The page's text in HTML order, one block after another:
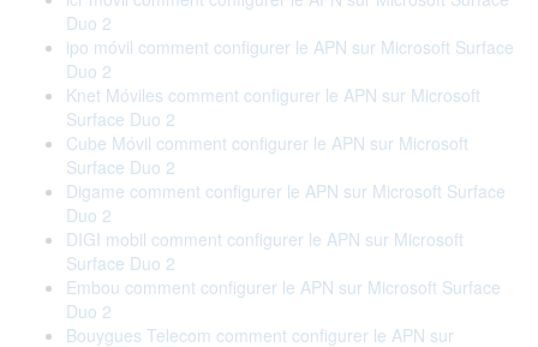
Duo 2
ipo móvil comment configurer le APN sur Microsoft Surface
Duo 2
Knet Móviles comment configurer le APN sur Microsoft
Surface Duo 2
Cube Móvil comment configurer le APN sur Microsoft
Surface Duo 2
Digame comment configurer le APN sur Microsoft Surface
Duo 2
DIGI mobil comment configurer le APN sur Microsoft
Surface Duo 2
Embou comment configurer le APN sur Microsoft Surface
Duo 2
Bouygues Telecom comment configurer le APN sur